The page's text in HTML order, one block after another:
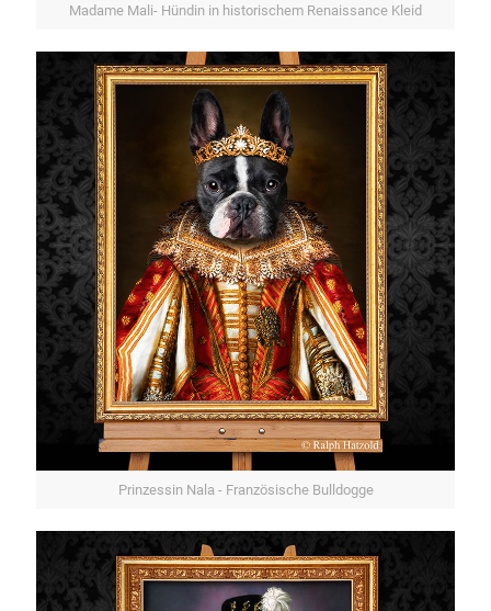
Madame Mali- Hündin in historischem Renaissance Kleid
Prinzessin Nala - Französische Bulldogge